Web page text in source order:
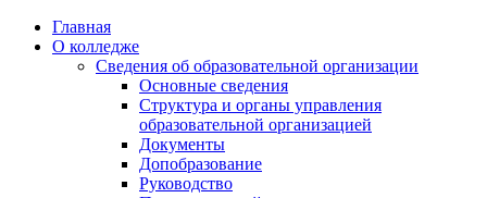
Перейти
содержимому
Главная
О колледже
Сведения об образовательной организации
Основные сведения
Структура и органы управления
образовательной организацией
Документы
Допобразование
Руководство